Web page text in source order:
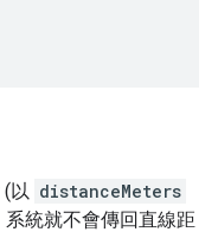
以 distanceMeters
統就不會傳回直線距